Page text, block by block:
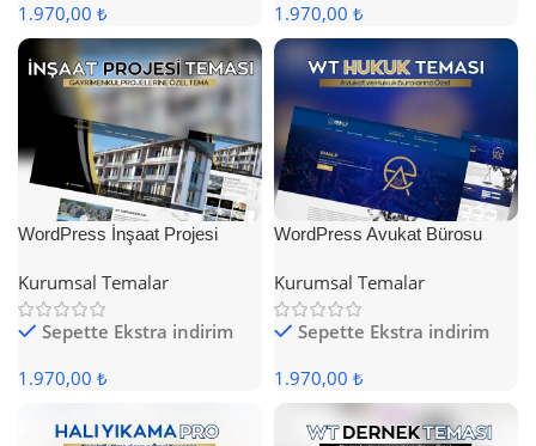
1.970,00 ₺
1.970,00 ₺
WordPress İnşaat Projesi
Kurumsal Temalar
Sepette Ekstra indirim
1.970,00 ₺
WordPress Avukat Bürosu
Kurumsal Temalar
Sepette Ekstra indirim
1.970,00 ₺